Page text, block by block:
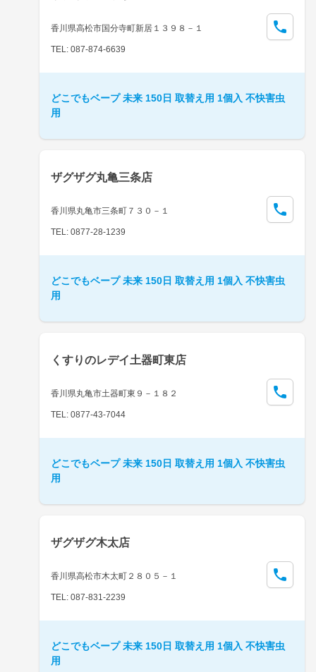
香川県高松市国分寺町新居１３９８－１
TEL: 087-874-6639
どこでもベープ 未来 150日 取替え用 1個入 不快害虫
用
ザグザグ丸亀三条店
香川県丸亀市三条町７３０－１
TEL: 0877-28-1239
どこでもベープ 未来 150日 取替え用 1個入 不快害虫
用
くすりのレデイ土器町東店
香川県丸亀市土器町東９－１８２
TEL: 0877-43-7044
どこでもベープ 未来 150日 取替え用 1個入 不快害虫
用
ザグザグ木太店
香川県高松市木太町２８０５－１
TEL: 087-831-2239
どこでもベープ 未来 150日 取替え用 1個入 不快害虫
用